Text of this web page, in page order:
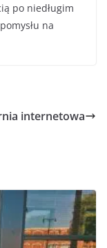
po niedługim
na
internetowa